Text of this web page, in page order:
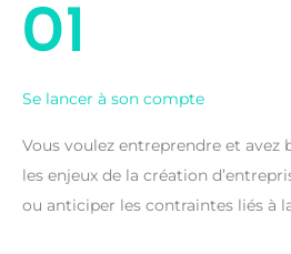
01
Se lancer à son compte
Vous voulez entreprendre et avez
les enjeux de la création
ou anticiper les contraintes liés à